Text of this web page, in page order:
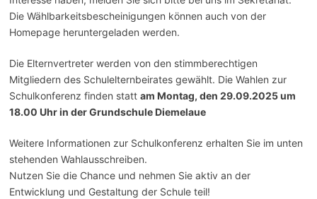
Die Wählbarkeitsbescheinigungen können auch von der
Homepage heruntergeladen werden.
Die Elternvertreter werden von den stimmberechtigen
Mitgliedern des Schulelternbeirates gewählt. Die Wahlen zur
Schulkonferenz finden statt am Montag, den 29.09.2025 um
18.00 Uhr in der Grundschule Diemelaue
Weitere Informationen zur Schulkonferenz erhalten Sie im unten
stehenden Wahlausschreiben.
Nutzen Sie die Chance und nehmen Sie aktiv an der
Entwicklung und Gestaltung der Schule teil!